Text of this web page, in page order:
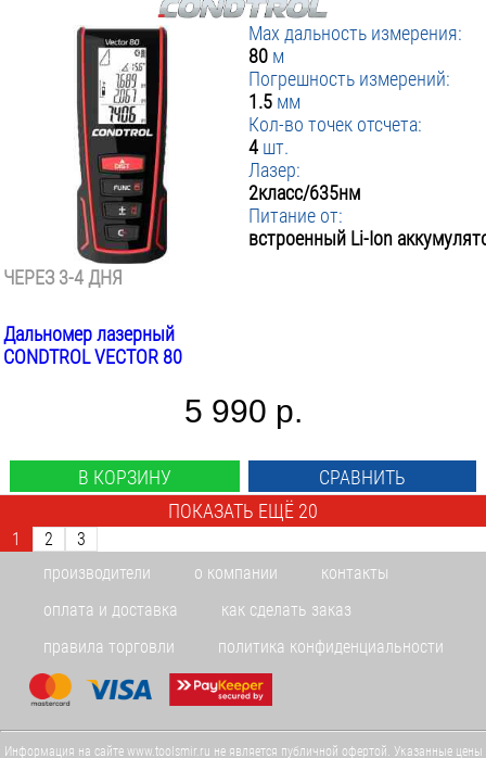
Max дальность измерения:
80 м
Погрешность измерений:
1.5 мм
Кол-во точек отсчета:
4 шт.
Лазер:
2класс/635нм
Питание от:
встроенный Li-Ion
ЧЕРЕЗ 3-4 ДНЯ
Дальномер лазерный
CONDTROL VECTOR 80
5 990 р.
В КОРЗИНУ
СРАВНИТЬ
ПОКАЗАТЬ ЕЩЁ 20
1 2
3
производители
о компании
контакты
оплата и доставка
как сделать заказ
правила торговли
политика конфиденциальности
Информация на сайте www.toolsmir.ru не является публичной офертой. Указанные цены